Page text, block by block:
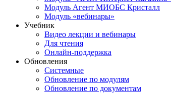
Модуль Агент МИОБС Кристалл
Модуль «вебинары»
Учебник
Видео лекции и вебинары
Для чтения
Онлайн-поддержка
Обновления
Системные
Обновление по модулям
Обновление по документам